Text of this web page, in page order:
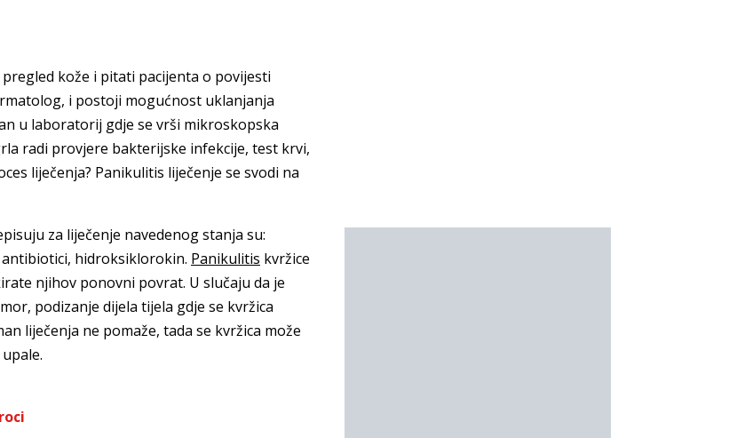
kože i pitati pacijenta o povijesti
i postoji mogućnost uklanjanja
u laboratorij gdje se vrši mikroskopska
radi provjere bakterijske infekcije, test krvi,
liječenja? Panikulitis liječenje se svodi na
za liječenje navedenog stanja su:
antibiotici, hidroksiklorokin. Panikulitis kvržice
njihov ponovni povrat. U slučaju da je
podizanje dijela tijela gdje se kvržica
liječenja ne pomaže, tada se kvržica može